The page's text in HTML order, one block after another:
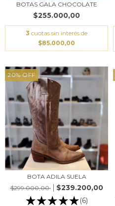
BOTAS GALA CHOCOLATE
$255.000,00
3 cuotas sin interés de
$85.000,00
20% OFF
BOTA ADILA SUELA
$299.000,00
$239.200,00
(6)